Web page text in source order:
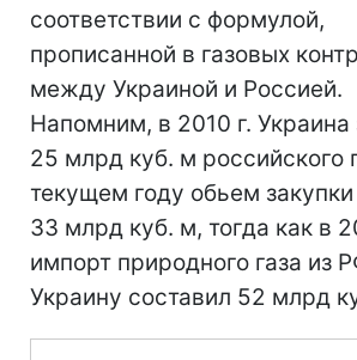
соответствии с формулой,
прописанной в газовых
между Украиной и Россией.
Напомним, в 2010 г. Украина
25 млрд куб. м российского
текущем году обьем закупки
33 млрд куб. м, тогда как в
импорт природного газа из
Украину составил 52 млрд